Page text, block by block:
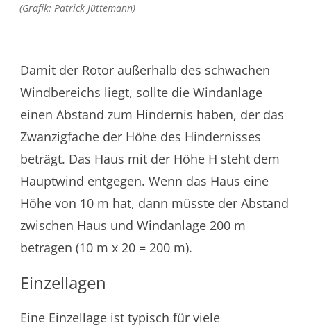
(Grafik: Patrick Jüttemann)
Damit der Rotor außerhalb des schwachen
Windbereichs liegt, sollte die Windanlage
einen Abstand zum Hindernis haben, der das
Zwanzigfache der Höhe des Hindernisses
beträgt. Das Haus mit der Höhe H steht dem
Hauptwind entgegen. Wenn das Haus eine
Höhe von 10 m hat, dann müsste der Abstand
zwischen Haus und Windanlage 200 m
betragen (10 m x 20 = 200 m).
Einzellagen
Eine Einzellage ist typisch für viele